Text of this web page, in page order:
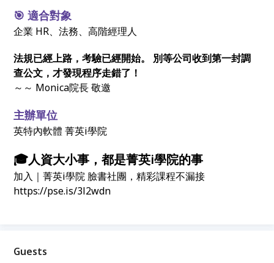
🎯 適合對象
企業 HR、法務、高階經理人
法規已經上路，考驗已經開始。 別等公司收到第一封調
查公文，才發現程序走錯了！
～～ Monica院長 敬邀
主辦單位
英特內軟體 菁英i學院
🎓人資大小事，都是菁英i學院的事
加入｜菁英i學院 臉書社團，精彩課程不漏接
https://pse.is/3l2wdn
Guests